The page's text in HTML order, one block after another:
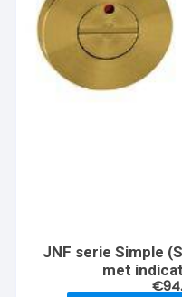
JNF serie Simple
met
€